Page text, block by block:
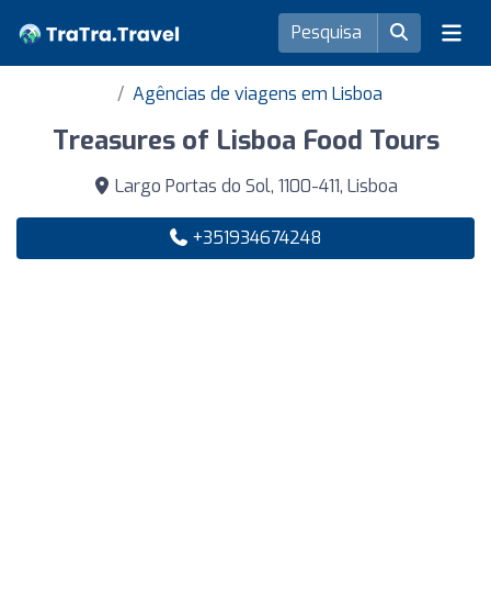
Agências de viagens em Lisboa
Treasures of Lisboa Food Tours
Largo Portas do Sol, 1100-411, Lisboa
+351934674248